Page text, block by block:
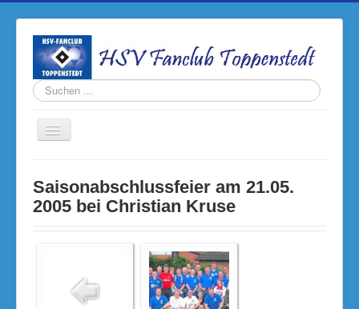
Suchen
...
Navigation
an/aus
Termine
Saisonabschlussfeier am 21.05.
2005 bei Christian Kruse